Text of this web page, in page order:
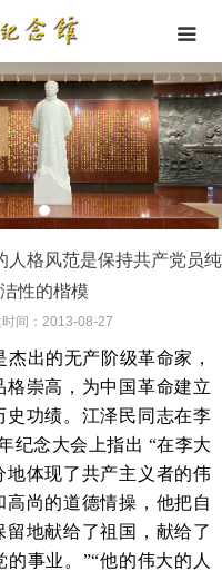
끀
人格风范是保持共产党员纯
洁性的楷模
间： 2013-08-27
杰出的无产阶级革命家，
格崇高，为中国革命建立
史功绩。江泽民同志在李
纪念大会上指出 “在李大
地体现了共产主义者的伟
高尚的道德情操，他把自
留地献给了祖国，献给了
的事业。”“他的伟大的人